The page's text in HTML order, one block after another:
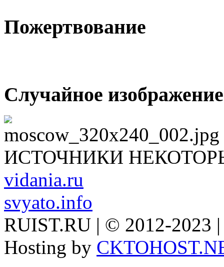
Пожертвование
Случайное изображение
ИСТОЧНИКИ
vidania.ru
svyato.info
RUIST.RU | © 2012-2023
Hosting by